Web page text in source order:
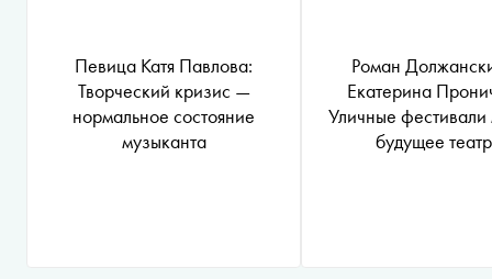
Певица Катя Павлова:
Творческий кризис —
нормальное состояние
музыканта
Роман
Екатерина
Уличные фестивали
будущее